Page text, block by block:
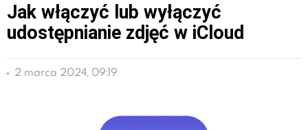
Jak włączyć lub wyłączyć
udostępnianie zdjęć w iCloud
2 marca 2024, 09:19